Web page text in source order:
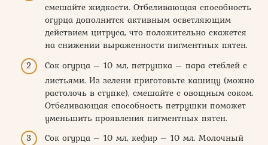
смешайте жидкости. Отбеливающая способность
огурца дополнится активным осветляющим
действием цитруса, что положительно скажется
на снижении выраженности пигментных пятен.
Сок огурца – 10 мл, петрушка – пара стеблей с
листьями. Из зелени приготовьте кашицу (можно
растолочь в ступке), смешайте с овощным соком.
Отбеливающая способность петрушки поможет
уменьшить проявления пигментных пятен.
Сок огурца – 10 мл, кефир – 10 мл. Молочный